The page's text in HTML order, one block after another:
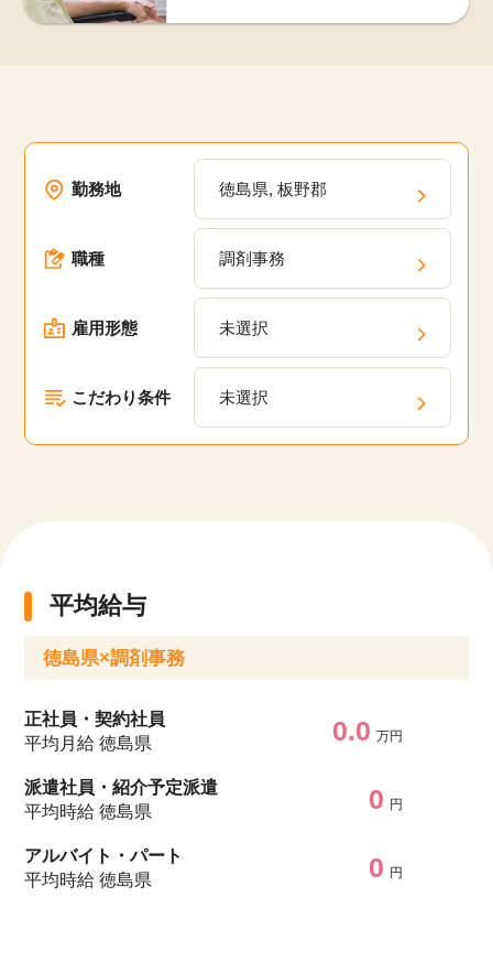
勤務地 徳島県, 板野郡
職種 調剤事務
雇用形態 未選択
こだわり条件 未選択
平均給与
徳島県×調剤事務
正社員・契約社員
平均月給 徳島県
0.0 万円
派遣社員・紹介予定派遣
平均時給 徳島県
0 円
アルバイト・パート
平均時給 徳島県
0 円